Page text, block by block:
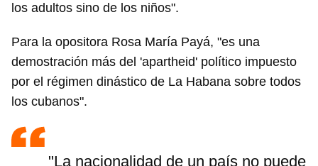
los adultos sino de los niños".
Para la opositora Rosa María Payá, "es una
demostración más del 'apartheid' político impuesto
por el régimen dinástico de La Habana sobre todos
los cubanos".
"La nacionalidad de un país no puede